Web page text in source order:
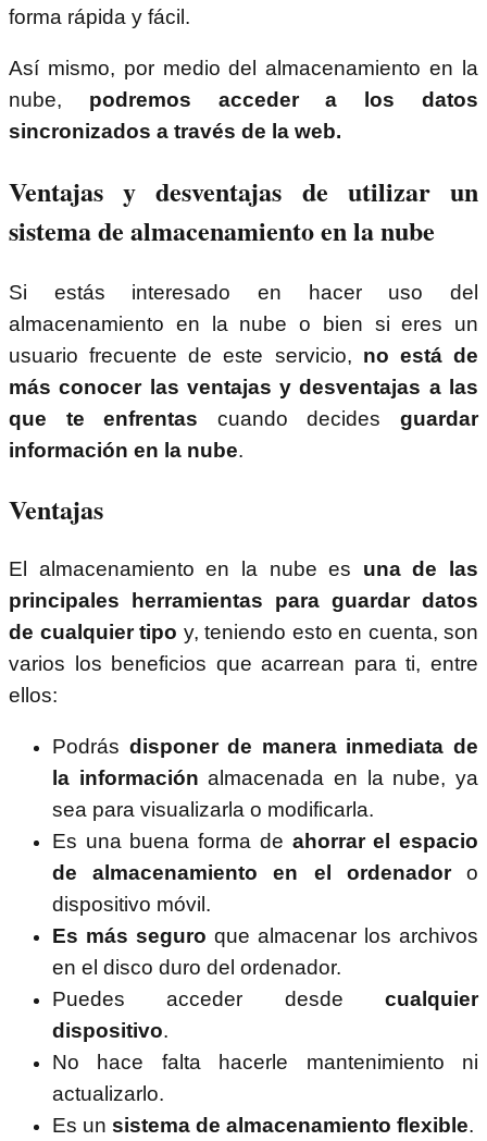
forma rápida y fácil.
Así mismo, por medio del almacenamiento en la
nube, podremos acceder a los datos
sincronizados a través de la web.
Ventajas y desventajas de utilizar un
sistema de almacenamiento en la nube
Si estás interesado en hacer uso del
almacenamiento en la nube o bien si eres un
usuario frecuente de este servicio, no está de
más conocer las ventajas y desventajas a las
que te enfrentas cuando decidesguardar
información en la nube.
Ventajas
El almacenamiento en la nube es una de las
principales herramientas para guardar datos
de cualquier tipo y, teniendo esto en cuenta, son
varios los beneficios que acarrean para ti, entre
ellos:
Podrás disponer de manera inmediata de
la información almacenada en la nube, ya
sea para visualizarla o modificarla.
Es una buena forma de ahorrar el espacio
de almacenamiento en el ordenadoro
dispositivo móvil.
Es más seguro que almacenar los archivos
en el disco duro del ordenador.
Puedes acceder desde cualquier
dispositivo.
No hace falta hacerle mantenimiento ni
actualizarlo.
Es un sistema de almacenamiento flexible.